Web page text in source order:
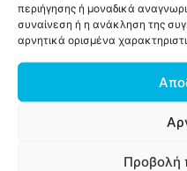
περιήγησης ή μοναδικά
συναίνεση ή η ανάκληση της
αρνητικά ορισμένα
Προβολή
Πληροφόρηση
Ωφελούμενοι